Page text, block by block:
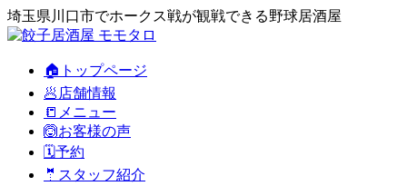
埼玉県川口市でホークス戦が観戦できる野球居酒屋
🏠トップページ
🥟店舗情報
📒メニュー
🙆お客様の声
🗓️予約
🤵スタッフ紹介